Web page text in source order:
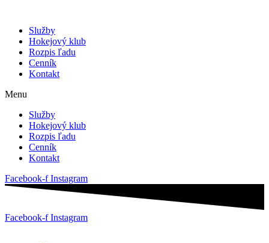
Služby
Hokejový klub
Rozpis ľadu
Cenník
Kontakt
Menu
Služby
Hokejový klub
Rozpis ľadu
Cenník
Kontakt
Facebook-f Instagram
Facebook-f Instagram